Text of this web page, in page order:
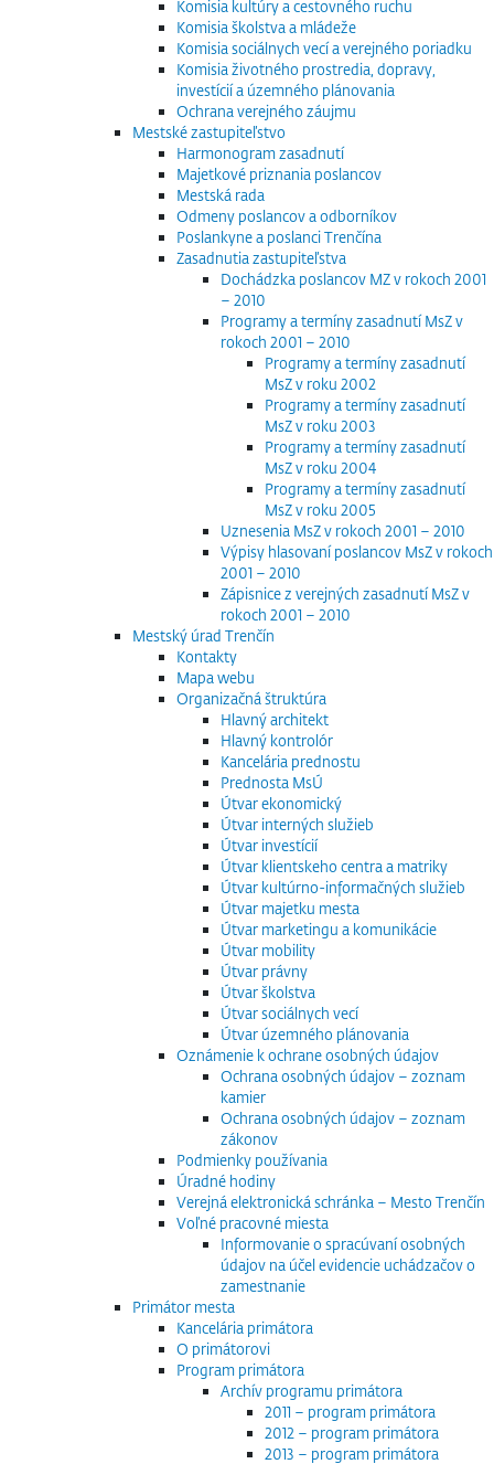
Komisia kultúry a cestovného ruchu
Komisia školstva a mládeže
Komisia sociálnych vecí a verejného poriadku
Komisia životného prostredia, dopravy,
investícií a územného plánovania
Ochrana verejného záujmu
Mestské zastupiteľstvo
Harmonogram zasadnutí
Majetkové priznania poslancov
Mestská rada
Odmeny poslancov a odborníkov
Poslankyne a poslanci Trenčína
Zasadnutia zastupiteľstva
Dochádzka poslancov MZ v rokoch 2001
– 2010
Programy a termíny zasadnutí MsZ v
rokoch 2001 – 2010
Programy a termíny zasadnutí
MsZ v roku 2002
Programy a termíny zasadnutí
MsZ v roku 2003
Programy a termíny zasadnutí
MsZ v roku 2004
Programy a termíny zasadnutí
MsZ v roku 2005
Uznesenia MsZ v rokoch 2001 – 2010
Výpisy hlasovaní poslancov MsZ v rokoch
2001 – 2010
Zápisnice z verejných zasadnutí MsZ v
rokoch 2001 – 2010
Mestský úrad Trenčín
Kontakty
Mapa webu
Organizačná štruktúra
Hlavný architekt
Hlavný kontrolór
Kancelária prednostu
Prednosta MsÚ
Útvar ekonomický
Útvar interných služieb
Útvar investícií
Útvar klientskeho centra a matriky
Útvar kultúrno-informačných služieb
Útvar majetku mesta
Útvar marketingu a komunikácie
Útvar mobility
Útvar právny
Útvar školstva
Útvar sociálnych vecí
Útvar územného plánovania
Oznámenie k ochrane osobných údajov
Ochrana osobných údajov – zoznam
kamier
Ochrana osobných údajov – zoznam
zákonov
Podmienky používania
Úradné hodiny
Verejná elektronická schránka – Mesto Trenčín
Voľné pracovné miesta
Informovanie o spracúvaní osobných
údajov na účel evidencie uchádzačov o
zamestnanie
Primátor mesta
Kancelária primátora
O primátorovi
Program primátora
Archív programu primátora
2011 – program primátora
2012 – program primátora
2013 – program primátora